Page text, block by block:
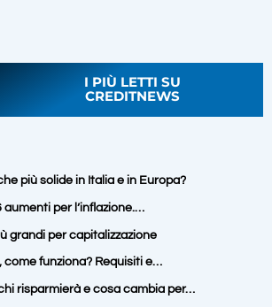
I PIÙ LETTI SU
CREDITNEWS
più solide in Italia e in Europa?
aumenti per l’inflazione.…
grandi per capitalizzazione
come funziona? Requisiti e…
risparmierà e cosa cambia per…